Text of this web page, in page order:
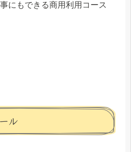
にもできる商用利用コース
ル